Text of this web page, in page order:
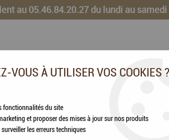
au 05.46.84.20.27 du lundi au samedi
VOLAILLES ANIMAUX DE LA FERME
VOUS À UTILISER VOS COOKIES ?
fonctionnalités du site
et proposer des mises à jour sur nos produits
les erreurs techniques